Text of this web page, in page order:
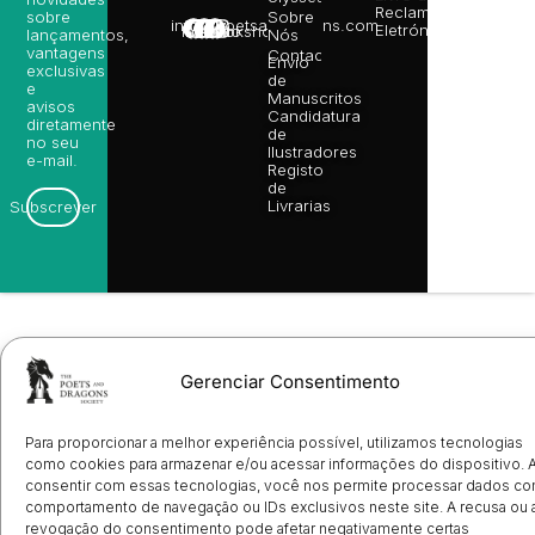
Gerenciar Consentimento
Para proporcionar a melhor experiência possível, utilizamos tecnologias
como cookies para armazenar e/ou acessar informações do dispositivo.
consentir com essas tecnologias, você nos permite processar dados
comportamento de navegação ou IDs exclusivos neste site. A recusa ou
revogação do consentimento pode afetar negativamente certas
info@poetsandragons.com
Infantil
Adulto
Bookshop
Sobre
Nós
Contactos
Envio
de
Manuscritos
Candidatura
de
Ilustradores
Registo
de
Livrarias
Reclamações
Eletrónico
sobre
lançamentos,
vantagens
exclusivas
e
avisos
diretamente
no seu
e-mail.
Subscrever